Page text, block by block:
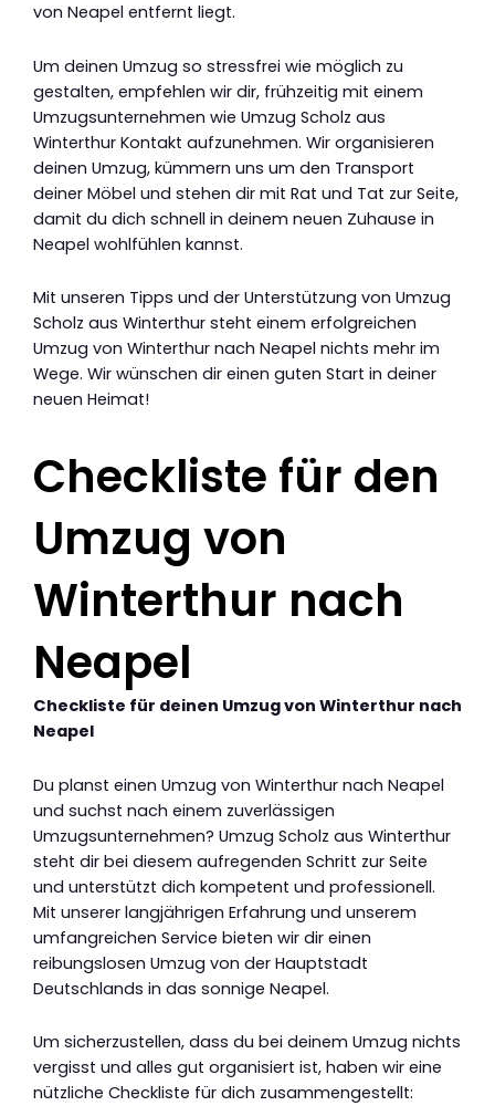
von Neapel entfernt liegt.
Um deinen Umzug so stressfrei wie möglich zu
gestalten, empfehlen wir dir, frühzeitig mit einem
Umzugsunternehmen wie Umzug Scholz aus
Winterthur Kontakt aufzunehmen. Wir organisieren
deinen Umzug, kümmern uns um den Transport
deiner Möbel und stehen dir mit Rat und Tat zur Seite,
damit du dich schnell in deinem neuen Zuhause in
Neapel wohlfühlen kannst.
Mit unseren Tipps und der Unterstützung von Umzug
Scholz aus Winterthur steht einem erfolgreichen
Umzug von Winterthur nach Neapel nichts mehr im
Wege. Wir wünschen dir einen guten Start in deiner
neuen Heimat!
Checkliste für den
Umzug von
Winterthur nach
Neapel
Checkliste für deinen Umzug von Winterthur nach
Neapel
Du planst einen Umzug von Winterthur nach Neapel
und suchst nach einem zuverlässigen
Umzugsunternehmen? Umzug Scholz aus Winterthur
steht dir bei diesem aufregenden Schritt zur Seite
und unterstützt dich kompetent und professionell.
Mit unserer langjährigen Erfahrung und unserem
umfangreichen Service bieten wir dir einen
reibungslosen Umzug von der Hauptstadt
Deutschlands in das sonnige Neapel.
Um sicherzustellen, dass du bei deinem Umzug nichts
vergisst und alles gut organisiert ist, haben wir eine
nützliche Checkliste für dich zusammengestellt: